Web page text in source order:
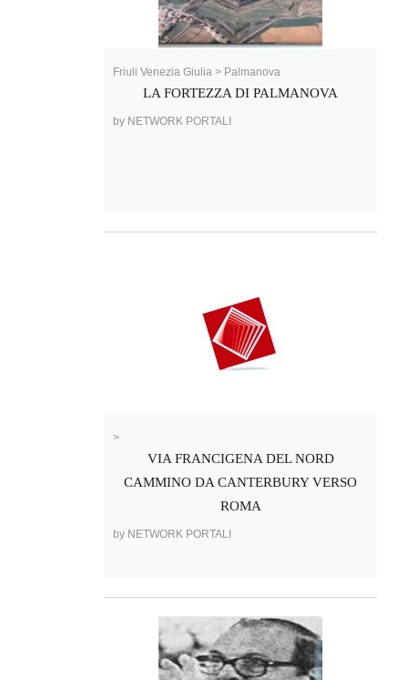
Friuli Venezia Giulia > Palmanova
LA FORTEZZA DI PALMANOVA
by NETWORK PORTALI
>
VIA FRANCIGENA DEL NORD
CAMMINO DA CANTERBURY VERSO
ROMA
by NETWORK PORTALI